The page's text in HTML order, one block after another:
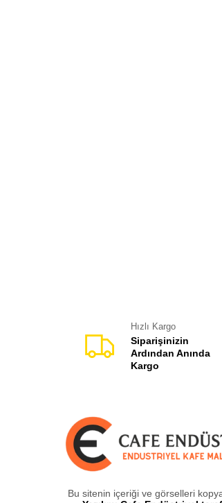
Hızlı Kargo
Siparişinizin
Ardından Anında
Kargo
Bu sitenin içeriği ve görselleri